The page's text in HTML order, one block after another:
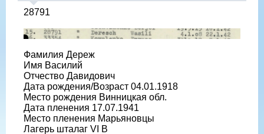
28791
Фамилия Дереж
Имя Василий
Отчество Давидович
Дата рождения/Возраст 04.01.1918
Место рождения Винницкая обл.
Дата пленения 17.07.1941
Место пленения Марьяновцы
Лагерь шталаг VI B